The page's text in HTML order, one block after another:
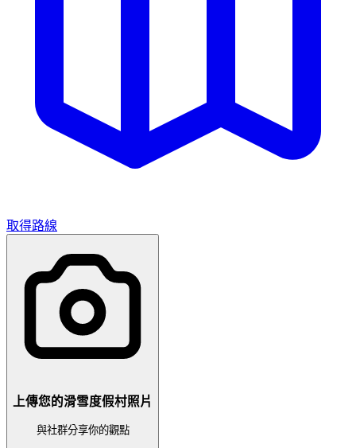
取得路線
上傳您的滑雪度假村照片
與社群分享你的觀點